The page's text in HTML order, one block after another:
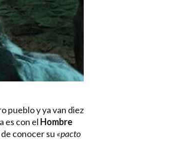
pueblo y ya van diez
es con el Hombre
conocer su «pacto